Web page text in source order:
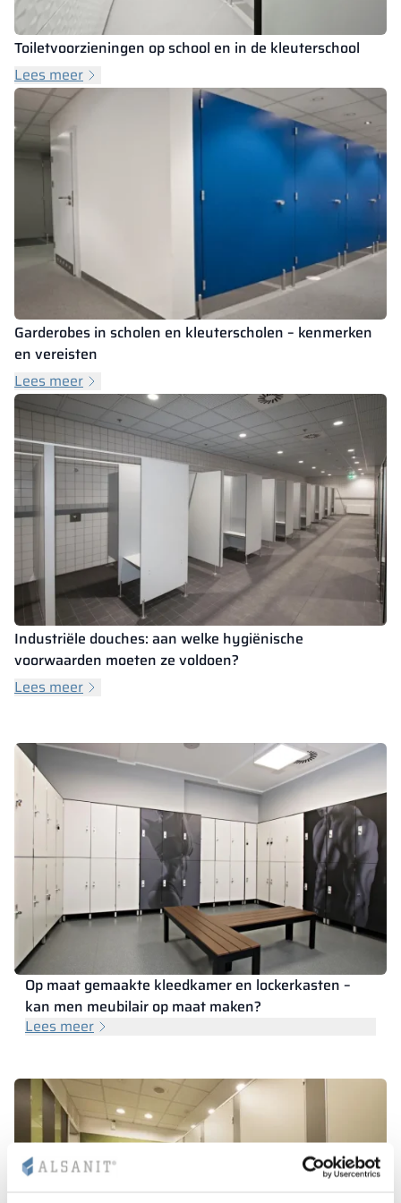
Toiletvoorzieningen op school en in de kleuterschool
Lees meer
Garderobes in scholen en kleuterscholen – kenmerken
en vereisten
Lees meer
Industriële douches: aan welke hygiënische
voorwaarden moeten ze voldoen?
Lees meer
Op maat gemaakte kleedkamer en lockerkasten –
kan men meubilair op maat maken?
Lees meer